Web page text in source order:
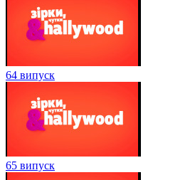
64 випуск
65 випуск